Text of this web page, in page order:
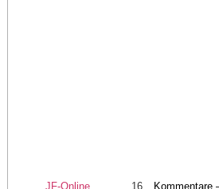
JF-Online 16 Kommentare